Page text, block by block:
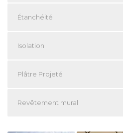
Étanchéité
Isolation
Plâtre Projeté
Revêtement mural